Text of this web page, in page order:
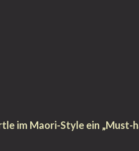
im Maori-Style ein „Must-